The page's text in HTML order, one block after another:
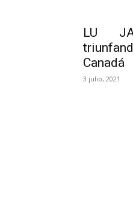
LU
Canadá
3 julio, 2021